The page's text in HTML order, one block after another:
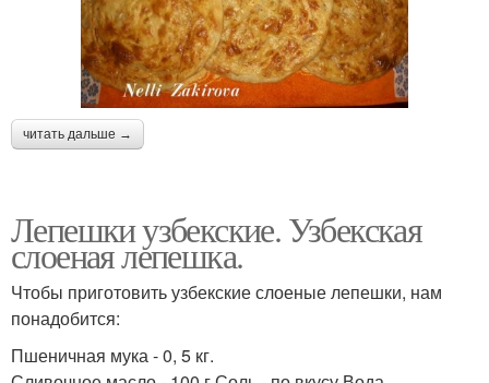
читать дальше →
Лепешки узбекские. Узбекская
слоеная лепешка.
Чтобы приготовить узбекские слоеные лепешки, нам
понадобится:
Пшеничная мука - 0, 5 кг.